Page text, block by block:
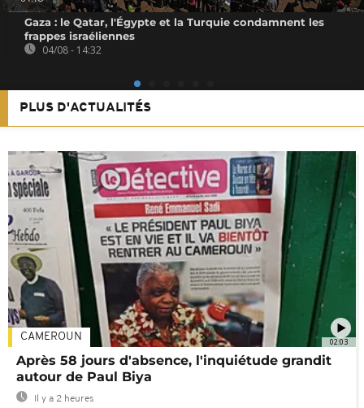
Gaza : le Qatar, l'Égypte et la Turquie condamnent les
frappes israéliennes
04/08 - 14:32
PLUS D'ACTUALITÉS
02:03
CAMEROUN
Après 58 jours d'absence, l'inquiétude grandit
autour de Paul Biya
Il y a 2 heures